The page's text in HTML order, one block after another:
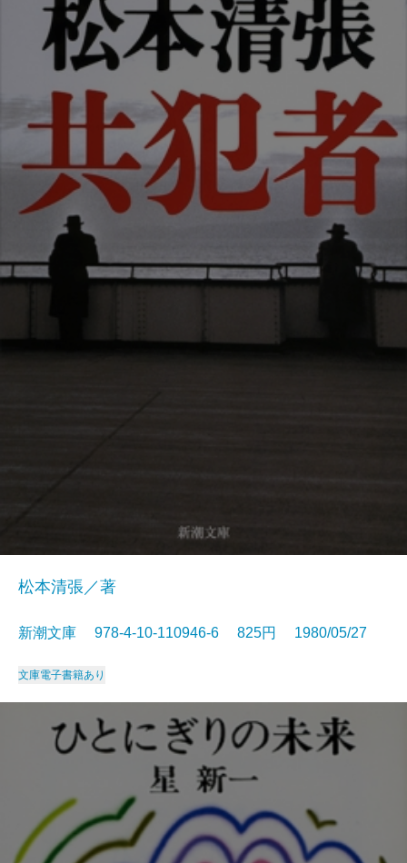
松本清張／著
新潮文庫 978-4-10-110946-6 825円 1980/05/27
文庫電子書籍あり